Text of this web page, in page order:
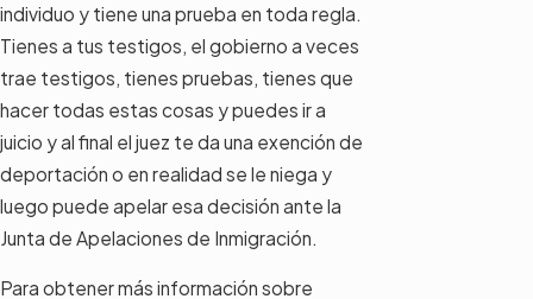
individuo y tiene una prueba en toda regla.
Tienes a tus testigos, el gobierno a veces
trae testigos, tienes pruebas, tienes que
hacer todas estas cosas y puedes ir a
juicio y al final el juez te da una exención de
deportación o en realidad se le niega y
luego puede apelar esa decisión ante la
Junta de Apelaciones de Inmigración.
Para obtener más información sobre